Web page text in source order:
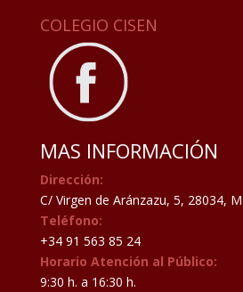
COLEGIO CISEN
MAS INFORMACIÓN
Dirección:
C/ Virgen de Aránzazu, 5, 28034,
Teléfono:
+34 91 563 85 24
Horario Atención al Público:
9:30 h. a 16:30 h.